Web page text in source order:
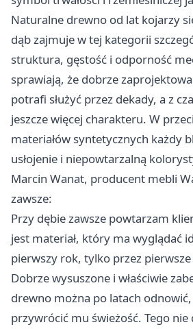
Naturalne drewno od lat kojarzy
dąb zajmuje w tej kategorii
struktura, gęstość i odporność
sprawiają, że dobrze
potrafi służyć przez dekady, a z
jeszcze więcej charakteru. W
materiałów syntetycznych każdy
usłojenie i niepowtarzalną
Marcin Wanat, producent mebli
zawsze:
Przy dębie zawsze powtarzam
jest materiał, który ma wyglądać
pierwszy rok, tylko przez
Dobrze wysuszone i właściwie
drewno można po latach
przywrócić mu świeżość. Tego nie